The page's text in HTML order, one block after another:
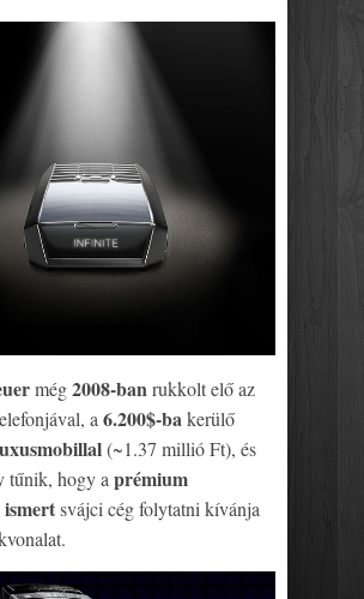
még2008-banrukkolt elő az
a 6.200$-bakerülő
(~1.37 millió Ft), és
tűnik, hogy a prémium
svájci cég folytatni kívánja